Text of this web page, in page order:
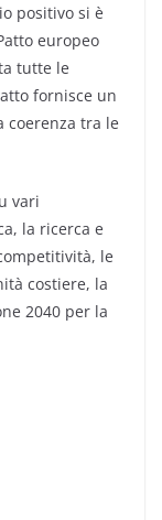
positivo si è
europeo
tutte le
fornisce un
coerenza tra le
vari
la ricerca e
le
costiere, la
2040 per la